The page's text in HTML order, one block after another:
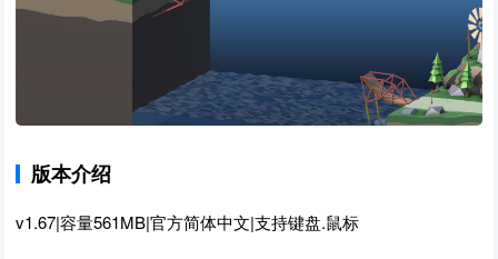
版本介绍
v1.67|容量561MB|官方简体中文|支持键盘.鼠标